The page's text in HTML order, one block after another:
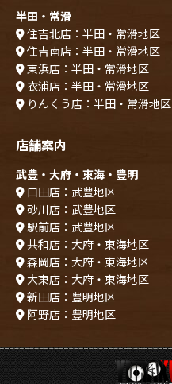
半田・常滑
住吉北店：半田・常滑地区
住吉南店：半田・常滑地区
東浜店：半田・常滑地区
衣浦店：半田・常滑地区
りんくう店：半田・常滑地区
店舗案内
武豊・大府・東海・豊明
口田店：武豊地区
砂川店：武豊地区
駅前店：武豊地区
共和店：大府・東海地区
森岡店：大府・東海地区
大東店：大府・東海地区
新田店：豊明地区
阿野店：豊明地区